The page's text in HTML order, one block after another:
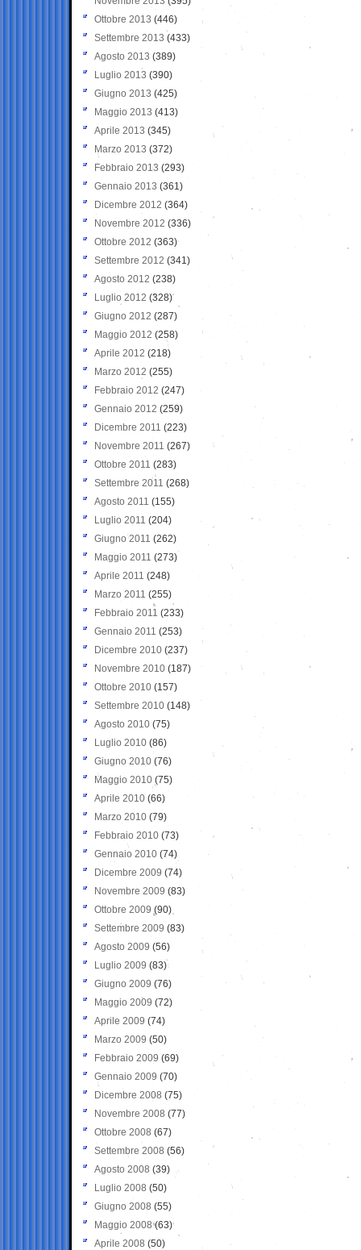
Ottobre 2013 (446)
Settembre 2013 (433)
Agosto 2013 (389)
Luglio 2013 (390)
Giugno 2013 (425)
Maggio 2013 (413)
Aprile 2013 (345)
Marzo 2013 (372)
Febbraio 2013 (293)
Gennaio 2013 (361)
Dicembre 2012 (364)
Novembre 2012 (336)
Ottobre 2012 (363)
Settembre 2012 (341)
Agosto 2012 (238)
Luglio 2012 (328)
Giugno 2012 (287)
Maggio 2012 (258)
Aprile 2012 (218)
Marzo 2012 (255)
Febbraio 2012 (247)
Gennaio 2012 (259)
Dicembre 2011 (223)
Novembre 2011 (267)
Ottobre 2011 (283)
Settembre 2011 (268)
Agosto 2011 (155)
Luglio 2011 (204)
Giugno 2011 (262)
Maggio 2011 (273)
Aprile 2011 (248)
Marzo 2011 (255)
Febbraio 2011 (233)
Gennaio 2011 (253)
Dicembre 2010 (237)
Novembre 2010 (187)
Ottobre 2010 (157)
Settembre 2010 (148)
Agosto 2010 (75)
Luglio 2010 (86)
Giugno 2010 (76)
Maggio 2010 (75)
Aprile 2010 (66)
Marzo 2010 (79)
Febbraio 2010 (73)
Gennaio 2010 (74)
Dicembre 2009 (74)
Novembre 2009 (83)
Ottobre 2009 (90)
Settembre 2009 (83)
Agosto 2009 (56)
Luglio 2009 (83)
Giugno 2009 (76)
Maggio 2009 (72)
Aprile 2009 (74)
Marzo 2009 (50)
Febbraio 2009 (69)
Gennaio 2009 (70)
Dicembre 2008 (75)
Novembre 2008 (77)
Ottobre 2008 (67)
Settembre 2008 (56)
Agosto 2008 (39)
Luglio 2008 (50)
Giugno 2008 (55)
Maggio 2008(63)
Aprile 2008 (50)